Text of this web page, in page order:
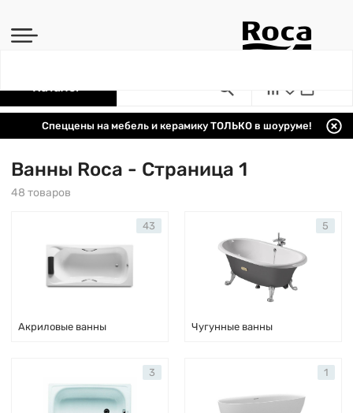
Каталог
Спеццены на мебель и керамику ТОЛЬКО в шоуруме!
Ванны Roca - Страница 1
48 товаров
Акриловые ванны
43
Чугунные ванны
5
3 1